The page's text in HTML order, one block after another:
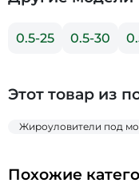
0.5-25 0.5-30
Этот товар из
Жироуловители под
Похожие